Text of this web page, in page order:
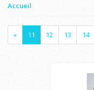
Accueil
« 11 12 13 14